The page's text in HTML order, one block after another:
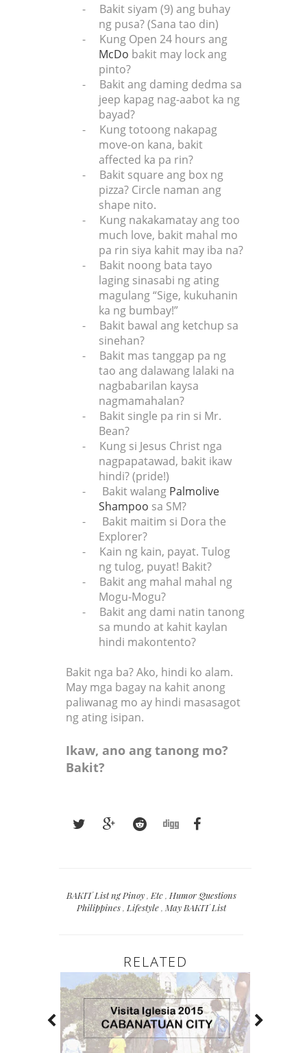
-
Bakit siyam (9) ang buhay
ng pusa? (Sana tao din)
-
Kung Open 24 hours ang
McDo bakit may lock ang
pinto?
-
Bakit ang daming dedma sa
jeep kapag nag-aabot ka ng
bayad?
-
Kung totoong nakapag
move-on kana, bakit
affected ka pa rin?
-
Bakit square ang box ng
pizza? Circle naman ang
shape nito.
-
Kung nakakamatay ang too
much love, bakit mahal mo
pa rin siya kahit may iba na?
-
Bakit noong bata tayo
laging sinasabi ng ating
magulang “Sige, kukuhanin
ka ng bumbay!”
-
Bakit bawal ang ketchup sa
sinehan?
-
Bakit mas tanggap pa ng
tao ang dalawang lalaki na
nagbabarilan kaysa
nagmamahalan?
-
Bakit single pa rin si Mr.
Bean?
-
Kung si Jesus Christ nga
nagpapatawad, bakit ikaw
hindi? (pride!)
-
Bakit walang Palmolive
Shampoo sa SM?
-
Bakit maitim si Dora the
Explorer?
-
Kain ng kain, payat. Tulog
ng tulog, puyat! Bakit?
-
Bakit ang mahal mahal ng
Mogu-Mogu?
-
Bakit ang dami natin tanong
sa mundo at kahit kaylan
hindi makontento?
Bakit nga ba? Ako, hindi ko alam.
May mga bagay na kahit anong
paliwanag mo ay hindi masasagot
ng ating isipan.
Ikaw, ano ang tanong mo?
Bakit?
BAKIT List ng Pinoy, Etc, Humor Questions
Philippines, Lifestyle, May BAKIT List
RELATED